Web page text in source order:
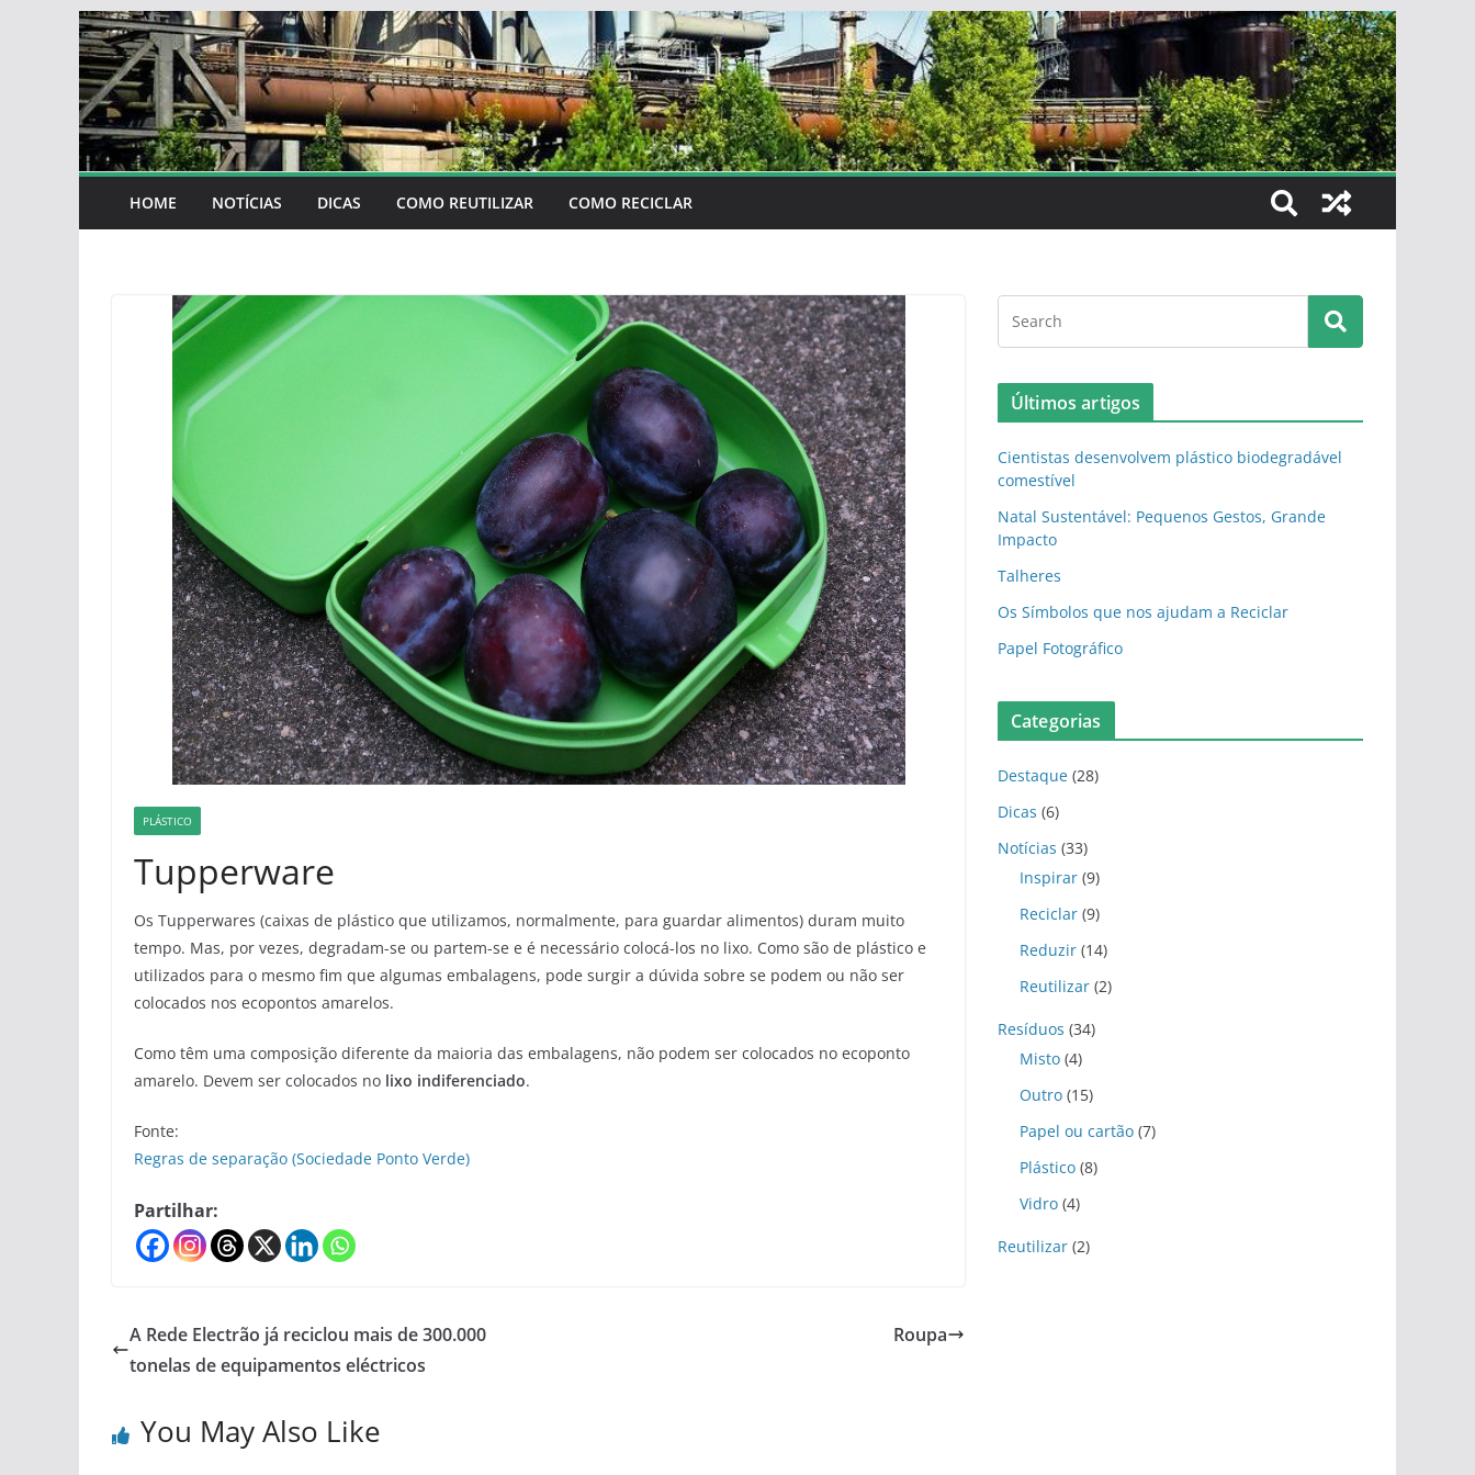
Skip
to
content
HOME NOTÍCIAS DICAS COMO REUTILIZAR COMO RECICLAR
PLÁSTICO
Tupperware
Os Tupperwares (caixas de plástico que utilizamos, normalmente, para guardar alimentos) duram muito
tempo. Mas, por vezes, degradam-se ou partem-se e é necessário colocá-los no lixo. Como são de plástico e
utilizados para o mesmo fim que algumas embalagens, pode surgir a dúvida sobre se podem ou não ser
colocados nos ecopontos amarelos.
Como têm uma composição diferente da maioria das embalagens, não podem ser colocados no ecoponto
amarelo. Devem ser colocados no lixo indiferenciado.
Fonte:
Regras de separação (Sociedade Ponto Verde)
Partilhar:
A Rede Electrão já reciclou mais de 300.000
tonelas de equipamentos eléctricos
Roupa
You May Also Like
Últimos artigos
Cientistas desenvolvem plástico biodegradável
comestível
Natal Sustentável: Pequenos Gestos, Grande
Impacto
Talheres
Os Símbolos que nos ajudam a Reciclar
Papel Fotográfico
Categorias
Destaque (28)
Dicas (6)
Notícias (33)
Inspirar (9)
Reciclar (9)
Reduzir (14)
Reutilizar (2)
Resíduos (34)
Misto (4)
Outro (15)
Papel ou cartão (7)
Plástico (8)
Vidro (4)
Reutilizar (2)